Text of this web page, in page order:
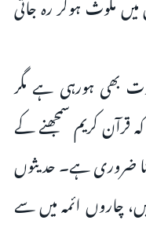
بھی ہورہی ہے مگر
قرآن کریم سمجھنے کے
ضروری ہے۔ حدیثوں
چاروں ائمہ میں سے